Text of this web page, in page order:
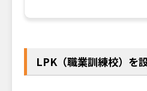
LPK（職業訓練校）を